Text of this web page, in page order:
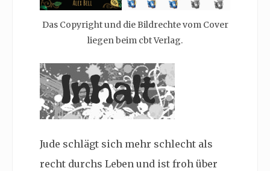
Das Copyright und die Bildrechte vom Cover
liegen beim cbt Verlag.
Jude schlägt sich mehr schlecht als
recht durchs Leben und ist froh über